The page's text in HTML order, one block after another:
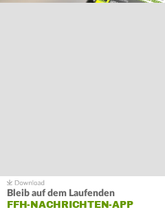
Bleib auf dem Laufenden
FFH-NACHRICHTEN-APP